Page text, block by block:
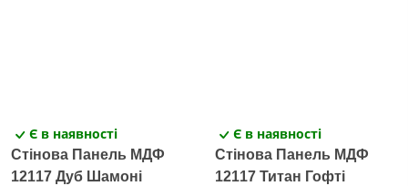
Є в наявності
Стінова Панель МДФ
12117 Дуб Шамоні
Є в наявності
Стінова Панель МДФ
12117 Титан Гофті